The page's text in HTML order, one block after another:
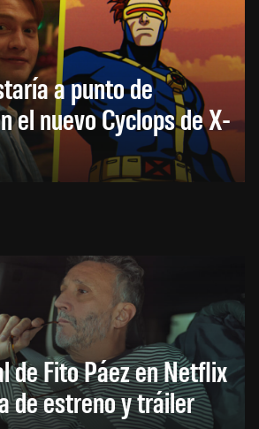
a punto de
el nuevo Cyclops de X-
de Fito Páez en Netflix
de estreno y tráiler